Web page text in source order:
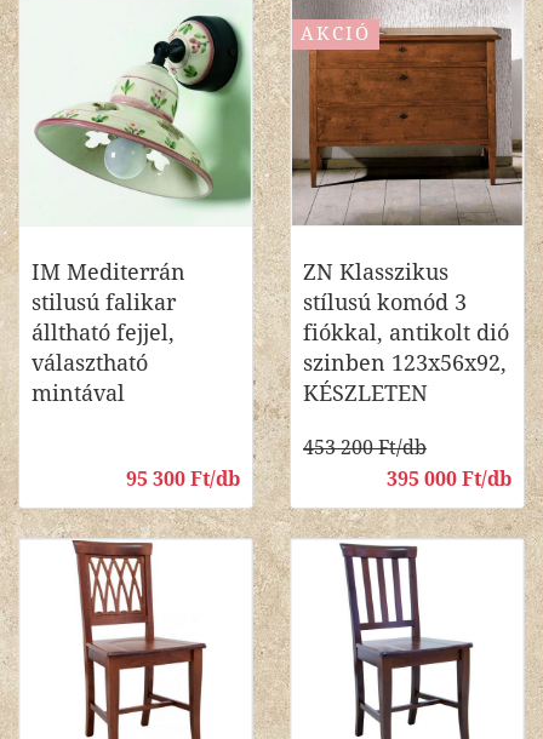
IM Mediterrán
stilusú falikar
álltható fejjel,
választható
mintával
95 300 Ft/db
AKCIÓ
ZN Klasszikus
stílusú komód 3
fiókkal, antikolt dió
szinben 123x56x92,
KÉSZLETEN
453 200 Ft/db
395 000 Ft/db